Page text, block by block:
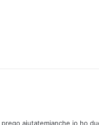
aiutatemianche io ho